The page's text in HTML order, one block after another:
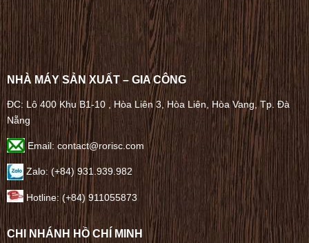
NHÀ MÁY SẢN XUẤT – GIA CÔNG
ĐC: Lô 400 Khu B1-10 , Hòa Liên 3, Hòa Liên, Hòa Vang, Tp. Đà
Nẵng
Email: contact@rorisc.com
Zalo: (+84) 931.939.982
Hotline: (+84) 911055873
CHI NHÁNH HỒ CHÍ MINH